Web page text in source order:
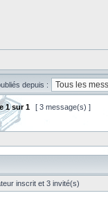
depuis :
1sur1 [ 3 message(s) ]
inscrit et 3 invité(s)